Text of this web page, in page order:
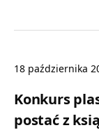
18 października
Konkurs
postać z